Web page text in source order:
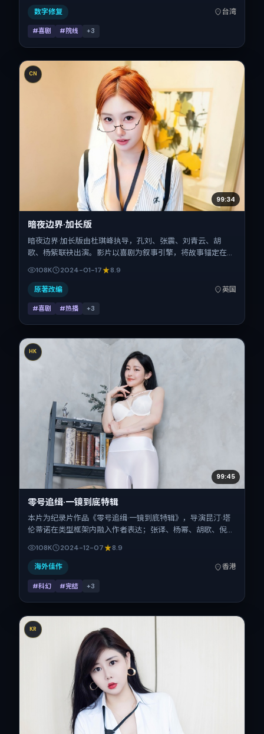
数字修复 台湾
#喜剧 #院线 +3
CN
99:34
暗夜边界·加长版
暗夜边界·加长版由杜琪峰执导，孔刘、张震、刘青云、胡
歌、杨紫联袂出演。影片以喜剧为叙事引擎，将故事锚定在英
国，借跨文化视角下的群像碰撞推进人物抉择与反转。2024
年1月17日于英国首映（春节档前后），片长130分钟，适合喜
欢强情节与细腻表演的观众。
108K 2024-01-17 8.9
原著改编 英国
#喜剧 #热播 +3
HK
99:45
零号追缉·一镜到底特辑
本片为纪录片作品《零号追缉·一镜到底特辑》，导演昆汀·塔
伦蒂诺在类型框架内融入作者表达；张译、杨幂、胡歌、倪妮
景为中国香港。上映时间 2024年12月7日（公映登记日
2024-12-07），全片120分钟，节奏张弛有度。
108K 2024-12-07 8.9
海外佳作 香港
#科幻 #完结 +3
KR